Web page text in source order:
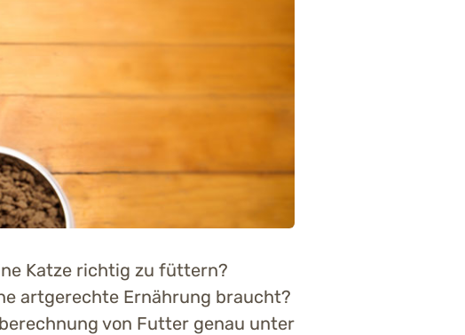
Katze richtig zu füttern?
artgerechte Ernährung braucht?
von Futter genau unter